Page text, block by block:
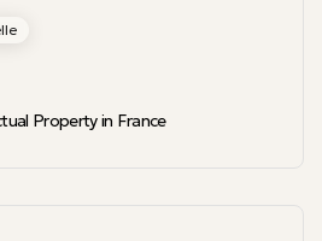
Property in France